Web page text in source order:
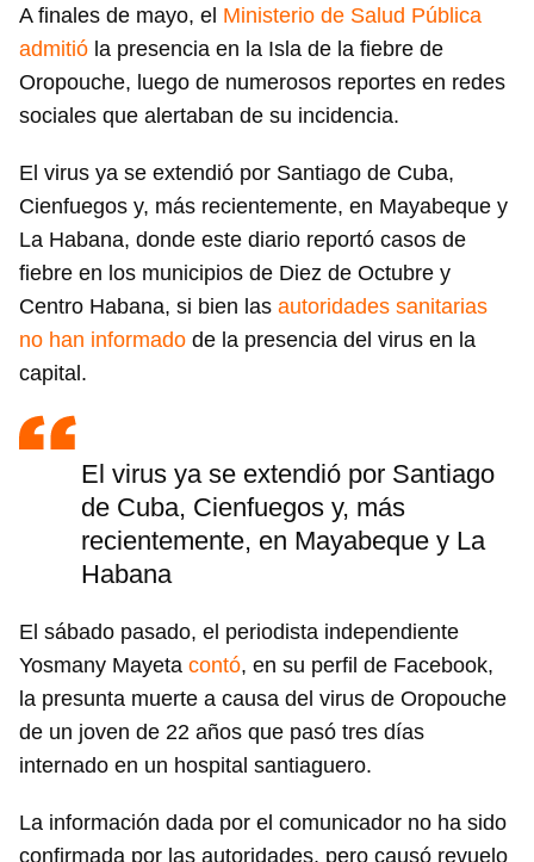
A finales de mayo, el Ministerio de Salud Pública
admitió la presencia en la Isla de la fiebre de
Oropouche, luego de numerosos reportes en redes
sociales que alertaban de su incidencia.
El virus ya se extendió por Santiago de Cuba,
Cienfuegos y, más recientemente, en Mayabeque y
La Habana, donde este diario reportó casos de
fiebre en los municipios de Diez de Octubre y
Centro Habana, si bien las autoridades sanitarias
no han informado de la presencia del virus en la
capital.
El virus ya se extendió por Santiago
de Cuba, Cienfuegos y, más
recientemente, en Mayabeque y La
Habana
El sábado pasado, el periodista independiente
Yosmany Mayeta contó, en su perfil de Facebook,
la presunta muerte a causa del virus de Oropouche
de un joven de 22 años que pasó tres días
internado en un hospital santiaguero.
La información dada por el comunicador no ha sido
confirmada por las autoridades, pero causó revuelo